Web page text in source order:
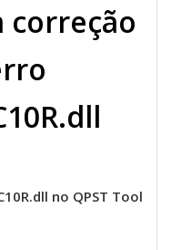
correção
no QPST Tool